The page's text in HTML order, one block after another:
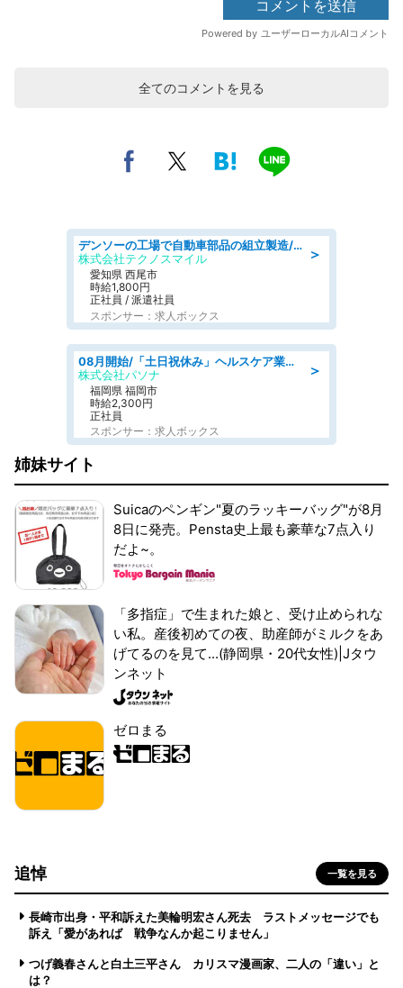
全てのコメントを見る
＞
デンソーの工場で自動車部品の組立製造/denso aichi
株式会社テクノスマイル
愛知県 西尾市
時給1,800円
正社員 / 派遣社員
スポンサー：求人ボックス
＞
08月開始/「土日祝休み」ヘルスケア業界の産業保健師/高時給/未経験OK/要資格:保健師、正看護師
株式会社パソナ
福岡県 福岡市
時給2,300円
正社員
スポンサー：求人ボックス
姉妹サイト
Suicaのペンギン"夏のラッキーバッグ"が8月
8日に発売。Pensta史上最も豪華な7点入り
だよ~。
「多指症」で生まれた娘と、受け止められな
い私。産後初めての夜、助産師がミルクをあ
げてるのを見て...(静岡県・20代女性)|Jタウ
ンネット
ゼロまる
追悼 一覧を見る
長崎市出身・平和訴えた美輪明宏さん死去 ラストメッセージでも
訴え「愛があれば 戦争なんか起こりません」
つげ義春さんと白土三平さん カリスマ漫画家、二人の「違い」と
は？